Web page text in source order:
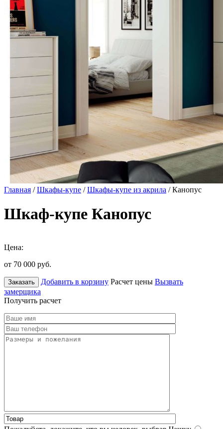
Главная /Шкафы-купе /Шкафы-купе из акрила / Канопус
Шкаф-купе Канопус
Цена:
от 70 000 руб.
Заказать Добавить в корзину Расчет цены Вызвать
замерщика
Получить расчет